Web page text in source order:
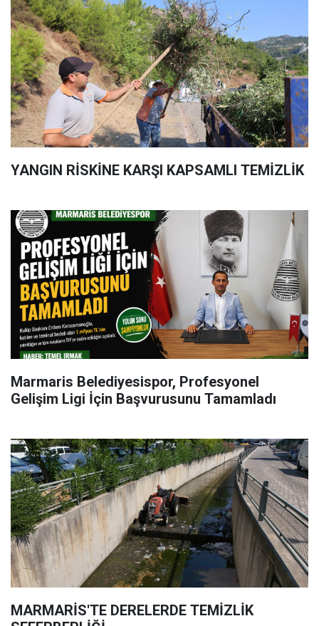
YANGIN RİSKİNE KARŞI KAPSAMLI TEMİZLİK
Marmaris Belediyesispor, Profesyonel
Gelişim Ligi İçin Başvurusunu Tamamladı
MARMARİS'TE DERELERDE TEMİZLİK